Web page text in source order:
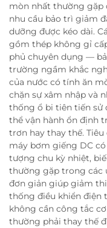
mòn nhất thường gặp
nhu cầu bảo trì giảm
dưỡng được kéo dài.
gồm thép không gỉ
phủ chuyên dụng —
trường ngầm khắc
của nước có tính ăn
chặn sự xâm nhập và
thống ổ bi tiên tiến sử
thể vận hành ổn định
trơn hay thay thế.
máy bơm giếng DC
tượng chu kỳ nhiệt,
thường gặp trong các
đơn giản giúp giảm
thống điều khiển điện
không cần công tắc
thường phải thay thế